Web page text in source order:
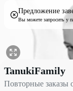
Предложение
Вы можете запросить у
Повторные заказы
TanukiFamily
Повторные заказы